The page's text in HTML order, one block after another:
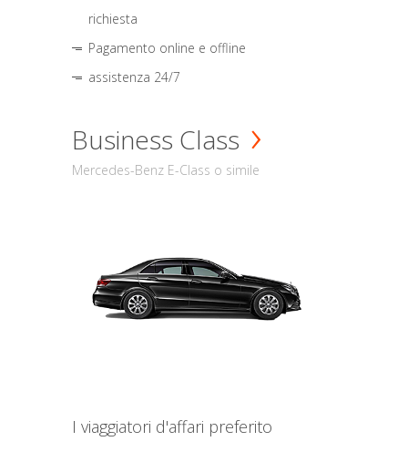
richiesta
Pagamento online e offline
assistenza 24/7
Business Class
Mercedes-Benz E-Class o simile
I viaggiatori d'affari preferito